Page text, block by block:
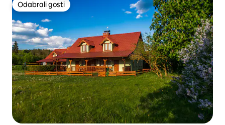
Odabrali gosti
Odabrali gosti